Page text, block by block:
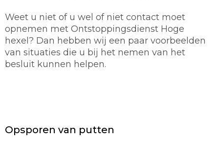
Weet u niet of u wel of niet contact moet
opnemen met Ontstoppingsdienst Hoge
hexel? Dan hebben wij een paar voorbeelden
van situaties die u bij het nemen van het
besluit kunnen helpen.
Opsporen van putten